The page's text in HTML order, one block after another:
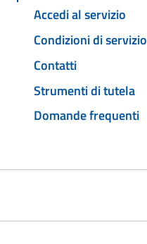
Accedi al servizio
Condizioni di servizio
Contatti
Strumenti di tutela
Domande frequenti